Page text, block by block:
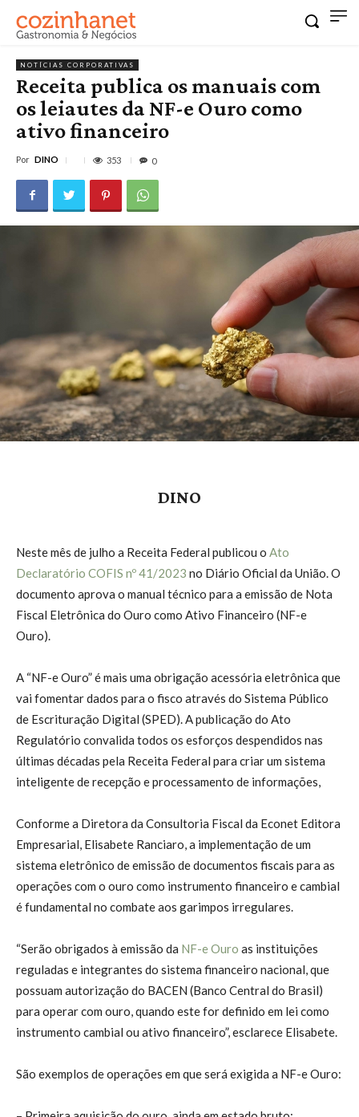
NOTÍCIAS CORPORATIVAS
Receita publica os manuais com
os leiautes da NF-e Ouro como
ativo financeiro
Por DINO 353 0
DINO
Neste mês de julho a Receita Federal publicou o Ato
Declaratório COFIS nº 41/2023 no Diário Oficial da União. O
documento aprova o manual técnico para a emissão de Nota
Fiscal Eletrônica do Ouro como Ativo Financeiro (NF-e
Ouro).
A “NF-e Ouro” é mais uma obrigação acessória eletrônica que
vai fomentar dados para o fisco através do Sistema Público
de Escrituração Digital (SPED). A publicação do Ato
Regulatório convalida todos os esforços despendidos nas
últimas décadas pela Receita Federal para criar um sistema
inteligente de recepção e processamento de informações,
Conforme a Diretora da Consultoria Fiscal da Econet Editora
Empresarial, Elisabete Ranciaro, a implementação de um
sistema eletrônico de emissão de documentos fiscais para as
operações com o ouro como instrumento financeiro e cambial
é fundamental no combate aos garimpos irregulares.
“Serão obrigados à emissão da NF-e Ouro as instituições
reguladas e integrantes do sistema financeiro nacional, que
possuam autorização do BACEN (Banco Central do Brasil)
para operar com ouro, quando este for definido em lei como
instrumento cambial ou ativo financeiro”, esclarece Elisabete.
São exemplos de operações em que será exigida a NF-e Ouro: